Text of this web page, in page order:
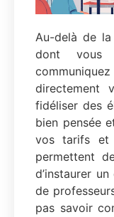
Au-delà de
dont vous
directement
fidéliser des
bien pensée
vos tarifs et
permettent
d’instaurer
de
pas savoir